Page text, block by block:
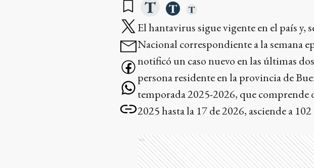
El hantavirus sigue vigente en el país
Nacional correspondiente a la semana
notificó un caso nuevo en las últimas
persona residente en la provincia de
temporada 2025-2026, que comprende
2025 hasta la 17 de 2026, asciende a
Ads